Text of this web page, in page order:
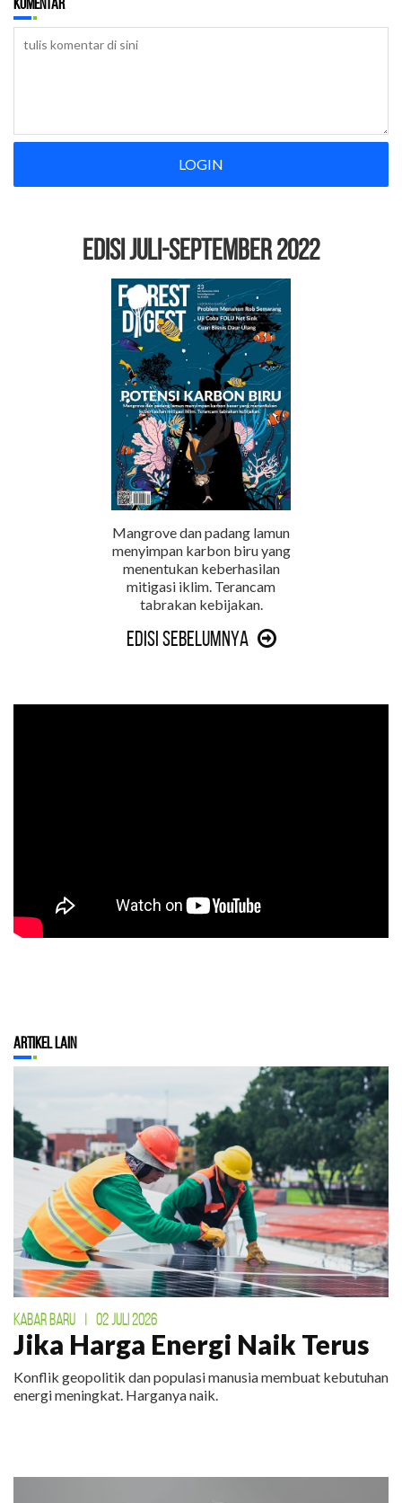
LOGIN
EDISI Juli-September 2022
Mangrove dan padang lamun
menyimpan karbon biru yang
menentukan keberhasilan
mitigasi iklim. Terancam
tabrakan kebijakan.
Edisi Sebelumnya
Artikel Lain
KABAR BARU 02 JULI 2026
Jika Harga Energi Naik Terus
Konflik geopolitik dan populasi manusia membuat kebutuhan
energi meningkat. Harganya naik.